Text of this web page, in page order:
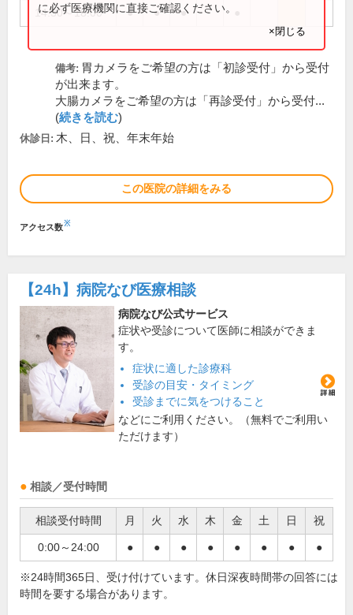
14:30～18:00 ● ● ●
に必ず医療機関に直接ご確認ください。
×閉じる
備考: 胃カメラをご希望の方は「初診受付」から受付
が出来ます。
大腸カメラをご希望の方は「再診受付」から受付...
(続きを読む)
休診日: 木、日、祝、年末年始
この医院の詳細をみる
アクセス数※
【24h】 病院なび医療相談
病院なび公式サービス
症状や受診について医師に相談ができま
す。
症状に適した診療科
受診の目安・タイミング
受診までに気をつけること
などにご利用ください。（無料でご利用い
ただけます）
相談／受付時間
相談受付時間 月 火 水 木 金 土 日 祝
0:00～24:00 ● ● ● ● ● ● ● ●
※24時間365日、受け付けています。休日深夜時間帯の回答には
時間を要する場合があります。